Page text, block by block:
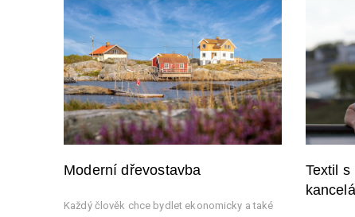
Moderní dřevostavba
Každý člověk chce bydlet ekonomicky a také
Textil